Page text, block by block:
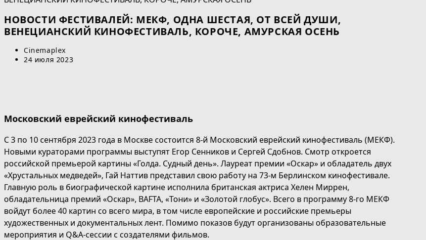
САЙТУ
чтобы
закрыть
панель
НОВОСТИ ФЕСТИВАЛЕЙ: МЕКФ, ОДНА ШЕСТАЯ, ОТ ВСЕЙ ДУШИ,
ВЕНЕЦИАНСКИЙ КИНОФЕСТИВАЛЬ, КОРОЧЕ, АМУРСКАЯ ОСЕНЬ
Автор
записи:
Cinemaplex
Запись
24 июля 2023
Московский еврейский кинофестиваль
С 3 по 10 сентября 2023 года в Москве состоится 8-й Московский еврейский кинофестиваль (МЕКФ).
Новыми кураторами программы выступят Егор Сенников и Сергей Сдобнов. Смотр откроется
российской премьерой картины «Голда. Судный день». Лауреат премии «Оскар» и обладатель двух
«Хрустальных медведей», Гай Наттив представил свою работу на 73-м Берлинском кинофестивале.
Главную роль в биографической картине исполнила британская актриса Хелен Миррен,
обладательница премий «Оскар», BAFTA, «Тони» и «Золотой глобус». Всего в программу 8-го МЕКФ
войдут более 40 картин со всего мира, в том числе европейские и российские премьеры
художественных и документальных лент. Помимо показов будут организованы образовательные
мероприятия и Q&A-сессии с создателями фильмов.